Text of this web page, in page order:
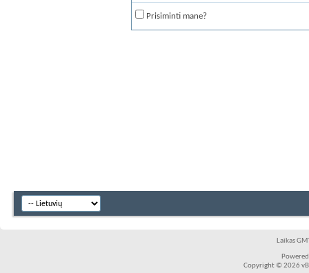
Prisiminti mane?
Laikas
Copyright © 2026